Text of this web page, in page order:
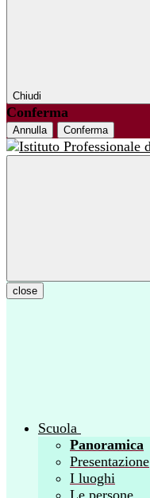
Chiudi
Conferma
Annulla Conferma
close
Scuola
Panoramica
Presentazione
I luoghi